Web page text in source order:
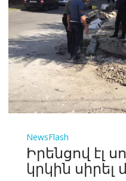
NewsFlash
Իրենցով էլ
կրկին սիրել